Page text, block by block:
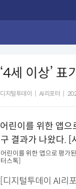
‘4세 이상’
디지털투데이 AI리포터
어린이를 위한 앱으로 평가
터스톡]
[디지털투데이 AI리